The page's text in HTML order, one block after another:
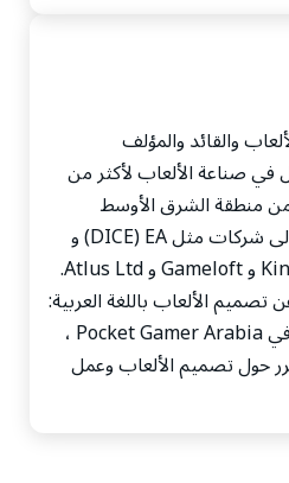
والقائد والمؤلف
في صناعة الألعاب لأكثر من
منطقة الشرق الأوسط
ونيوزيلندا واليابان وأوروبا إلى شركات مثل DICE) EA) و
(King (Activision Blizzard و Gameloft و Atlus Ltd.
الألعاب باللغة العربية:
"الخلاب". إنه كاتب عمود في Pocket Gamer Arabia ،
حول تصميم الألعاب وعمل